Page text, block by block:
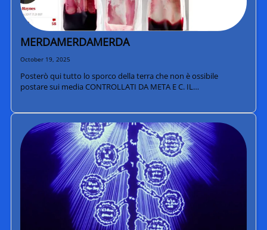
MERDAMERDAMERDA
October 19, 2025
Posterò qui tutto lo sporco della terra che non è ossibile
postare sui media CONTROLLATI DA META E C. IL…